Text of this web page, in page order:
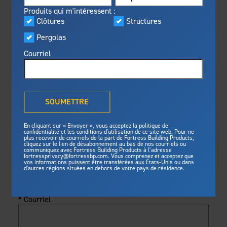
Produits qui m'intéressent :
Clôtures
Structures
Pergolas
Courriel
SOUMETTRE
En cliquant sur « Envoyer », vous acceptez la politique de
confidentialité et les conditions d'utilisation de ce site web. Pour ne
plus recevoir de courriels de la part de Fortress Building Products,
cliquez sur le lien de désabonnement au bas de nos courriels ou
communiquez avec Fortress Building Products à l’adresse
fortressprivacy@fortressbp.com. Vous comprenez et acceptez que
vos informations puissent être transférées aux États-Unis ou dans
d'autres régions situées en dehors de votre pays de résidence.
En vedette
Fabriqué pour la sécurité
Fortress
contre les tempêtes et des
tranquilité d’esprit de longue
durée.
Voyez pourquoi nous sommes
Structures
Structure d'acier pour terrasse
Clôtures
Outdurable Living
Actualités et médias
Visualiseur
Galerie
Fortress Master Class
Si votre demande porte sur une garantie, veuillez
remplir le formulaire ici
* Requis
* Prénom
* Nom
* Courriel